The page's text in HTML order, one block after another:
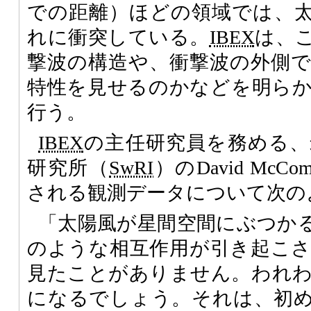
での距離）ほどの領域では、
れに衝突している。 IBEXは、
撃波の構造や、衝撃波の外側
特性を見せるのかなどを明ら
行う。
IBEXの主任研究員を務める
研究所（SwRI）のDavid
される観測データについて次
「太陽風が星間空間にぶつか
のような相互作用が引き起こ
見たことがありません。われ
になるでしょう。それは、初